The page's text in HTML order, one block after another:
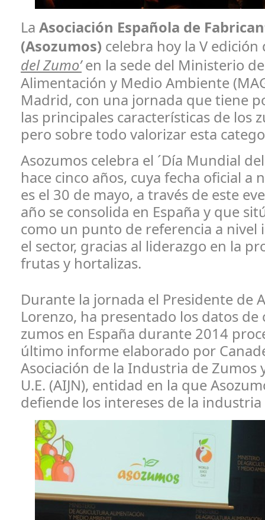
La Asociación Española de
(Asozumos) celebra hoy la V
del Zumo’en la sede del Ministerio
Alimentación y Medio Ambiente
Madrid, con una jornada que tiene
las principales características de los
pero sobre todo valorizar esta
Asozumos celebra el ´Día Mundial
hace cinco años, cuya fecha oficial a
es el 30 de mayo, a través de este
año se consolida en España y que
como un punto de referencia a nivel
el sector, gracias al liderazgo en la
frutas y hortalizas.
Durante la jornada el Presidente de
Lorenzo, ha presentado los datos de
zumos en España durante 2014
último informe elaborado por
Asociación de la Industria de Zumos
U.E. (AIJN), entidad en la que
defiende los intereses de la industria